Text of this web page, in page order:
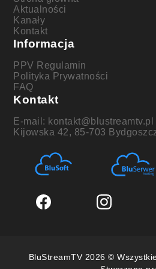
Aktualności
Kanały
Kontakt
Informacja
PPV Regulamin
Polityka Prywatności
FAQ
Kontakt
E-mail: kontakt@blustreamtv.pl
Kijowska 42, 85-703
BluStreamTV 2026 ©